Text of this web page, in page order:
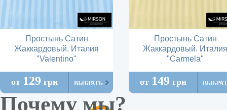
Простынь Сатин
Жаккардовый. Италия
"Valentino"
от 129 грн ВЫБРАТЬ
Простынь Сатин
Жаккардовый. Италия
"Carmela"
от 149 грн
Почему мы?